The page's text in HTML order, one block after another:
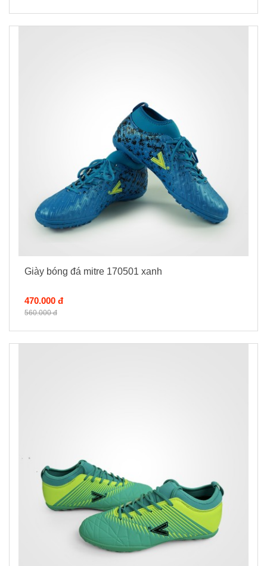
Giày bóng đá mitre 170501 xanh
470.000 đ
560.000 đ